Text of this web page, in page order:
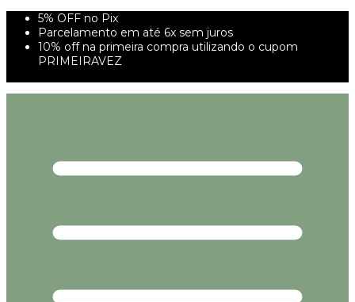
5% OFF no Pix
Parcelamento em até 6x sem juros
10% off na primeira compra utilizando o cupom
PRIMEIRAVEZ